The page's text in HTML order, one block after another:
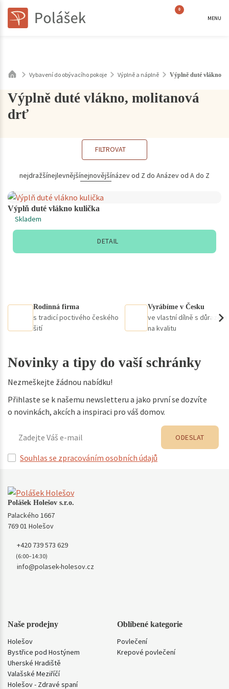
0
MENU
Vybavení do obývacího pokoje Výplně a náplně Výplně duté vlákno,
Výplně duté vlákno, molitanová
drť
FILTROVAT
nejdražšínejlevnějšínejnovějšínázev od Z do Anázev od A do Z
Výplň duté vlákno kulička
Skladem
DETAIL
Rodinná firma
s tradicí poctivého českého
šití
Vyrábíme v Česku
ve vlastní dílně s důrazem
na kvalitu
Novinky a tipy do vaší schránky
Nezmeškejte žádnou nabídku!
Přihlaste se k našemu newsletteru a jako první se dozvíte
o novinkách, akcích a inspiraci pro váš domov.
Souhlas se zpracováním osobních údajů
ODESLAT
Polášek Holešov s.r.o.
Palackého 1667
769 01 Holešov
+420 739 573 629
(6:00–14:30)
info@polasek-holesov.cz
Naše prodejny
Holešov
Bystřice pod Hostýnem
Uherské Hradiště
Valašské Meziříčí
Holešov - Zdravé spaní
Oblíbené kategorie
Povlečení
Krepové povlečení